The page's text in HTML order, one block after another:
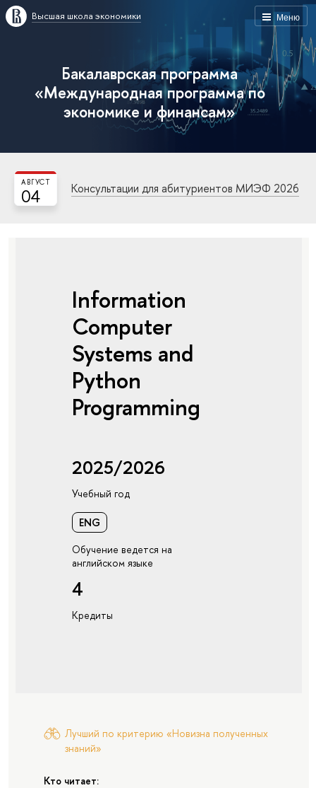
Меню
Высшая школа экономики
Бакалаврская программа
«Международная программа по
экономике и финансам»
04
АВГУСТ Консультации для абитуриентов МИЭФ 2026
Information
Computer
Systems and
Python
Programming
2025/2026
Учебный год
ENG
Обучение ведется на
английском языке
4
Кредиты
Лучший по критерию «Новизна полученных
знаний»
Кто читает: